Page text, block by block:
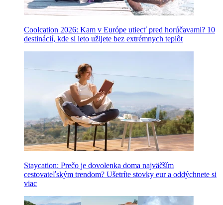
Coolcation 2026: Kam v Európe utiecť pred horúčavami? 10
destinácií, kde si leto užijete bez extrémnych teplôt
Staycation: Prečo je dovolenka doma najväčším
cestovateľským trendom? Ušetríte stovky eur a oddýchnete si
viac